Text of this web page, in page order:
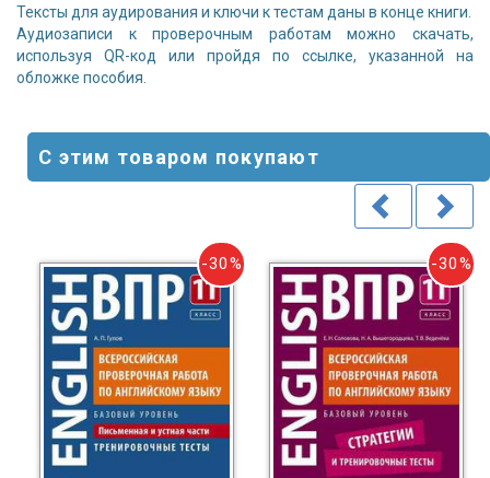
Тексты для аудирования и ключи к тестам даны в конце книги.
Аудиозаписи к проверочным работам можно скачать,
используя QR-код или пройдя по ссылке, указанной на
обложке пособия.
С этим товаром покупают
-30% -30%